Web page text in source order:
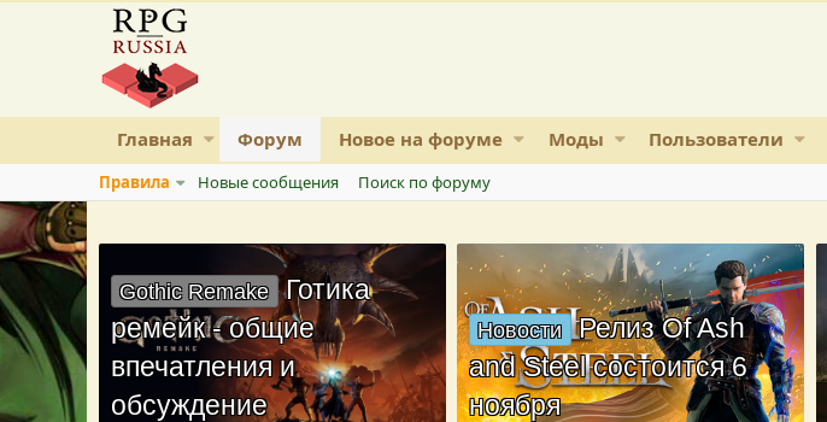
Главная Форум Новое на форуме Моды Пользователи
Правила Новые сообщения Поиск по форуму
Gothic Remake Готика
ремейк - общие
впечатления и
обсуждение
Новости Релиз Of Ash
and Steel состоится 6
ноября